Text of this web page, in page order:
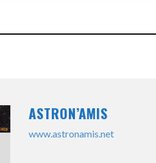
ASTRON’AMIS
www.astronamis.net